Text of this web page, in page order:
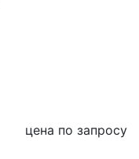
цена по запросу